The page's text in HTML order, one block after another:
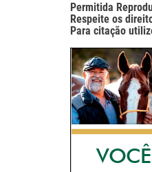
Permitida
Respeite os
Para citação